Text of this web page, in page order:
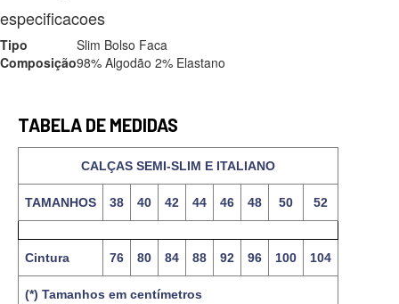
especificacoes
Tipo
Slim Bolso Faca
Composição98% Algodão 2% Elastano
TABELA DE MEDIDAS
CALÇAS SEMI-SLIM E ITALIANO
TAMANHOS 38 40 42 44 46 48 50 52
Cintura 76 80 84 88 92 96 100 104
(*) Tamanhos em centímetros